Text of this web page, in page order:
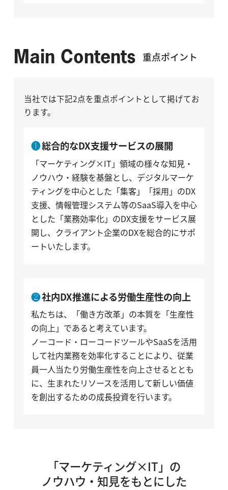
Main Contents 重点ポイント
当社では下記2点を重点ポイントとして掲げてお
ります。
総合的なDX支援サービスの展開
「マーケティング×IT」領域の様々な知見・
ノウハウ・経験を基盤とし、デジタルマーケ
ティングを中心とした「集客」「採用」のDX
支援、情報管理システム等のSaaS導入を中心
とした「業務効率化」のDX支援をサービス展
開し、クライアント企業のDXを総合的にサポ
ートいたします。
社内DX推進による労働生産性の向上
私たちは、「働き方改革」の本質を「生産性
の向上」であると考えています。
ノーコード・ローコードツールやSaaSを活用
して社内業務を効率化することにより、従業
員一人当たり労働生産性を向上させるととも
に、生まれたリソースを活用して新しい価値
を創出するための成長投資を行います。
「マーケティング×IT」の
ノウハウ・知見をもとにした